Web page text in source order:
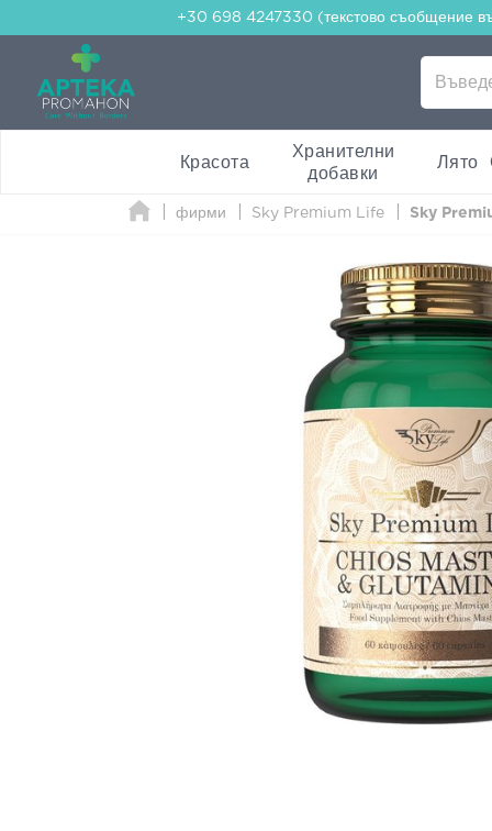
+30 698 4247330 (текстово съобщение
Красота
Хранителни
добавки
Лято
фирми Sky Premium Life Sky